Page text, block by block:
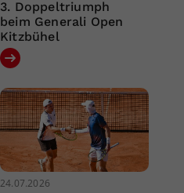
3. Doppeltriumph
beim Generali Open
Kitzbühel
24.07.2026